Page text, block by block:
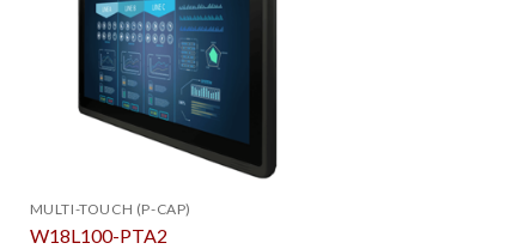
MULTI-TOUCH (P-CAP)
W18L100-PTA2